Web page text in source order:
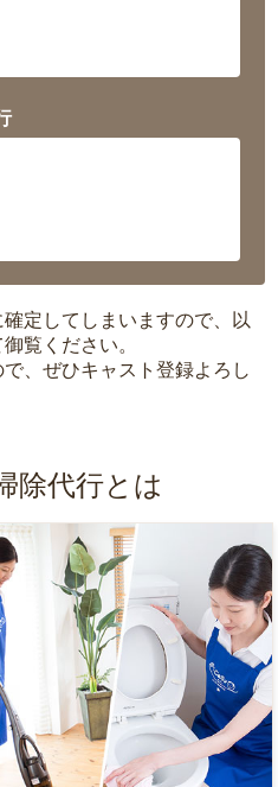
定してしまいますので、以
覧ください。
、ぜひキャスト登録よろし
除代行とは